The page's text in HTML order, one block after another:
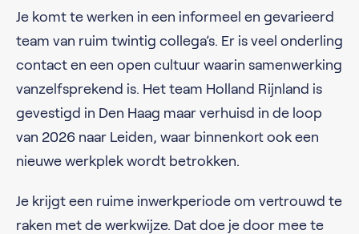
Je komt te werken in een informeel en gevarieerd
team van ruim twintig collega’s. Er is veel onderling
contact en een open cultuur waarin samenwerking
vanzelfsprekend is. Het team Holland Rijnland is
gevestigd in Den Haag maar verhuisd in de loop
van 2026 naar Leiden, waar binnenkort ook een
nieuwe werkplek wordt betrokken.
Je krijgt een ruime inwerkperiode om vertrouwd te
raken met de werkwijze. Dat doe je door mee te